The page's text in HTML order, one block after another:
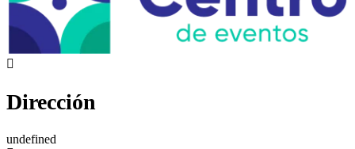
Dirección
undefined